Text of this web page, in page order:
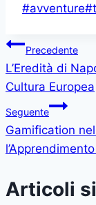
Tag
#avventure#
articoli
Precedente
L’Eredità di
Cultura Europea
Seguente
Gamification
Articoli